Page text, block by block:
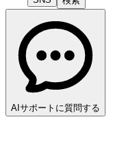
AIサポートに質問する